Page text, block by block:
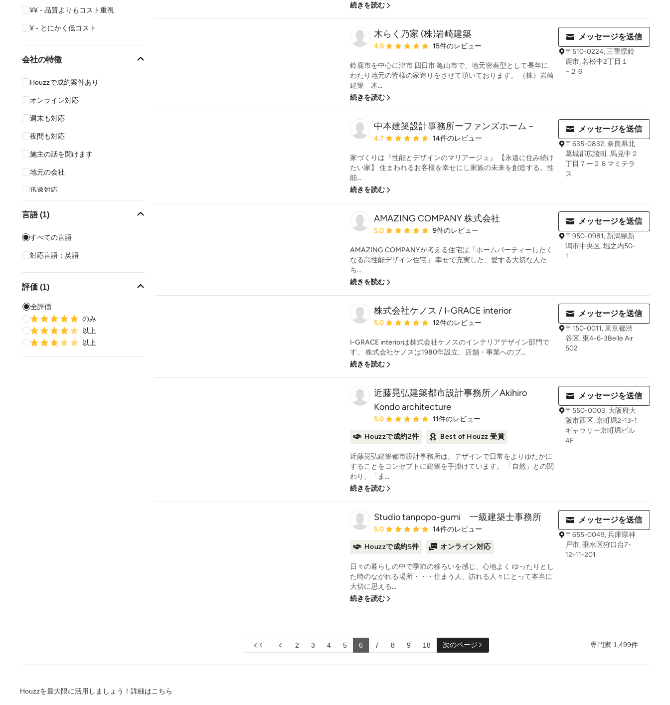
¥¥ - 品質よりもコスト重視
¥ - とにかく低コスト
会社の特徴
Houzzで成約案件あり
オンライン対応
週末も対応
夜間も対応
施主の話を聞けます
地元の会社
迅速対応
言語 (1)
すべての言語
対応言語：英語
評価 (1)
全評価
のみ
以上
以上
続きを読む
木らく乃家 (株)岩崎建築
平均評価：5つ星中 星4.9
4.9 15件のレビュー
鈴鹿市を中心に津市 四日市 亀山市で、地元密着型として長年に
わたり地元の皆様の家造りをさせて頂いております。 （株）岩崎
建築 木...
続きを読む
メッセージを送信
〒510-0224, 三重県鈴
鹿市, 若松中2丁目１
−２６
中本建築設計事務所ーファンズホーム－
平均評価：5つ星中 星4.7
4.7 14件のレビュー
家づくりは『性能とデザインのマリアージュ』 【永遠に住み続け
たい家】 住まわれるお客様を幸せにし家族の未来を創造する。性
能...
続きを読む
メッセージを送信
〒635-0832, 奈良県北
葛城郡広陵町, 馬見中２
丁目７ー２８マミテラ
ス
AMAZING COMPANY 株式会社
平均評価：5つ星中 星5
5.0 9件のレビュー
AMAZING COMPANYが考える住宅は「ホームパーティーしたく
なる高性能デザイン住宅」 幸せで充実した、愛する大切な人た
ち...
続きを読む
メッセージを送信
〒950-0981, 新潟県新
潟市中央区, 堀之内50-
1
株式会社ケノス / I-GRACE interior
平均評価：5つ星中 星5
5.0 12件のレビュー
I-GRACE interiorは株式会社ケノスのインテリアデザイン部門で
す。 株式会社ケノスは1980年設立、店舗・事業へのブ...
続きを読む
メッセージを送信
〒150-0011, 東京都渋
谷区, 東4-6-3Belle Air
502
近藤晃弘建築都市設計事務所／Akihiro
Kondo architecture
平均評価：5つ星中 星5
5.0 11件のレビュー
Houzzで成約2件 Best of Houzz 受賞
近藤晃弘建築都市設計事務所は、デザインで日常をよりゆたかに
することをコンセプトに建築を手掛けています。 「自然」との関
わり、「ま...
続きを読む
メッセージを送信
〒550-0003, 大阪府大
阪市西区, 京町堀2-13-1
ギャラリー京町堀ビル
4F
Studio tanpopo-gumi 一級建築士事務所
平均評価：5つ星中 星5
5.0 14件のレビュー
Houzzで成約5件 オンライン対応
日々の暮らしの中で季節の移ろいを感じ、心地よく ゆったりとし
た時のながれる場所・・・住まう人、訪れる人々にとって本当に
大切に思える...
続きを読む
メッセージを送信
〒655-0049, 兵庫県神
戸市, 垂水区狩口台7-
12-11-201
2 3 4 5 6 7 8 9 18 次のページ 専門家 1,499件
Houzzを最大限に活用しましょう！ 詳細はこちら